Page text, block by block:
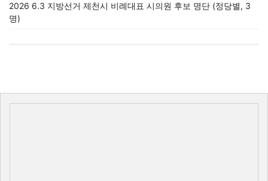
2026 6.3 지방선거 제천시 비례대표 시의원 후보 명단 (정당별, 3
명)